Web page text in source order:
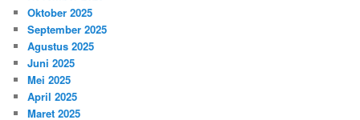
Oktober 2025
September 2025
Agustus 2025
Juni 2025
Mei 2025
April 2025
Maret 2025